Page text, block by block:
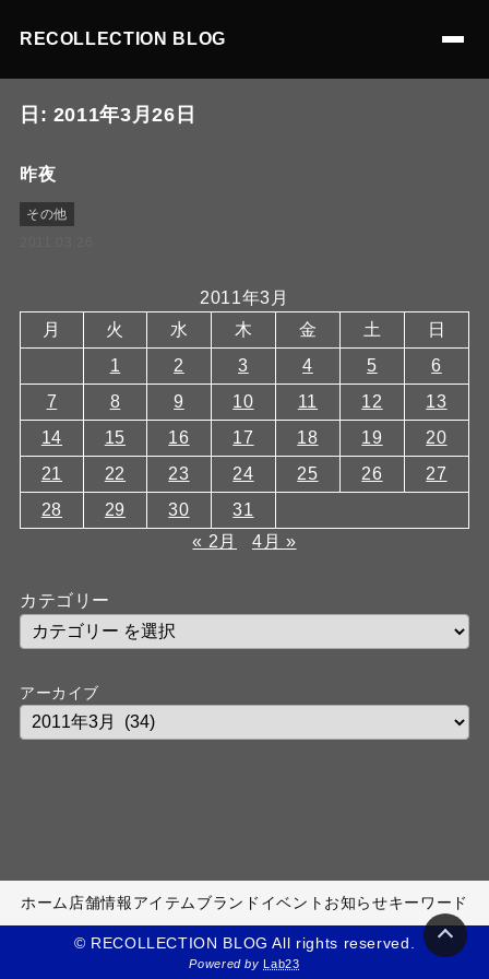
RECOLLECTION BLOG
日: 2011年3月26日
昨夜
その他
2011年3月
月
火 水 木 金 土
日
1
2 3 4 5
6
7
8 9 10 11 12
13
14
15 16 17 18 19
20
21
22 23 24 25 26
27
28
29 30
31
« 2月
4月 »
カテゴリー
アーカイブ
ホーム 店舗情報アイテムブランド イベント お知らせキーワード
© RECOLLECTION BLOG All rights reserved.
Powered byLab23